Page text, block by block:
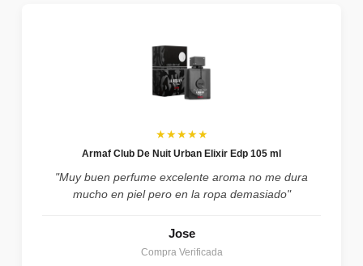
★★★★★
Armaf Club De Nuit Urban Elixir Edp 105 ml
"Muy buen perfume excelente aroma no me dura
mucho en piel pero en la ropa demasiado"
Jose
Compra Verificada